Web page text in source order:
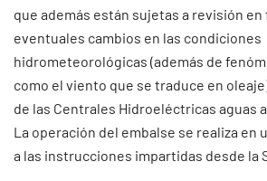
que además están sujetas a revisión
eventuales cambios en las condiciones
hidrometeorológicas (además de
como el viento que se traduce en
de las Centrales Hidroeléctricas aguas
La operación del embalse se realiza en
a las instrucciones impartidas desde la